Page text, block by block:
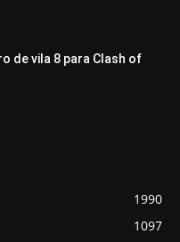
de vila 8 para Clash of
1990
1097